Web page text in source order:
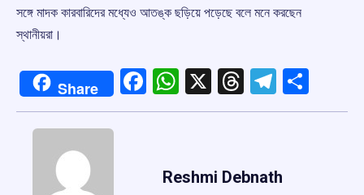
সঙ্গে মাদক কারবারিদের মধ্যেও আতঙ্ক ছড়িয়ে পড়েছে বলে মনে করছেন
স্থানীয়রা।
Share Facebook
WhatsApp
X Threads
Reshmi Debnath